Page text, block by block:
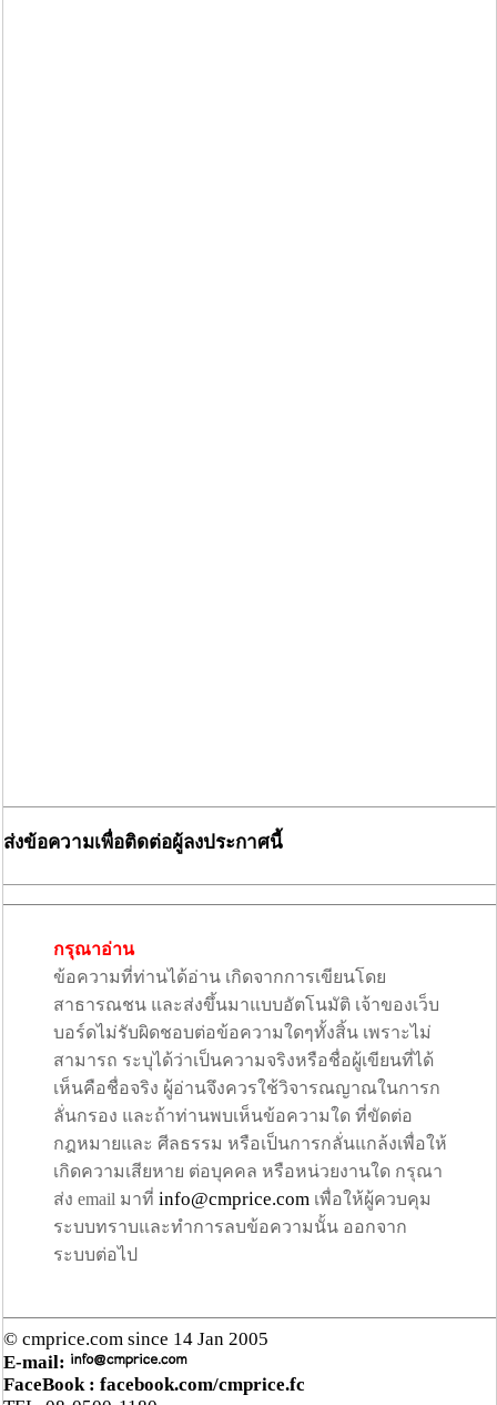
ส่งข้อความเพื่อติดต่อผู้ลงประกาศนี้
กรุณาอ่าน
ข้อความที่ท่านได้อ่าน เกิดจากการเขียนโดย
สาธารณชน และส่งขึ้นมาแบบอัตโนมัติ เจ้าของเว็บ
บอร์ดไม่รับผิดชอบต่อข้อความใดๆทั้งสิ้น เพราะไม่
สามารถ ระบุได้ว่าเป็นความจริงหรือชื่อผู้เขียนที่ได้
เห็นคือชื่อจริง ผู้อ่านจึงควรใช้วิจารณญาณในการก
ลั่นกรอง และถ้าท่านพบเห็นข้อความใด ที่ขัดต่อ
กฎหมายและ ศีลธรรม หรือเป็นการกลั่นแกล้งเพื่อให้
เกิดความเสียหาย ต่อบุคคล หรือหน่วยงานใด กรุณา
ส่ง email มาที่ info@cmprice.com เพื่อให้ผู้ควบคุม
ระบบทราบและทำการลบข้อความนั้น ออกจาก
ระบบต่อไป
© cmprice.com since 14 Jan 2005
E-mail:
FaceBook : facebook.com/cmprice.fc